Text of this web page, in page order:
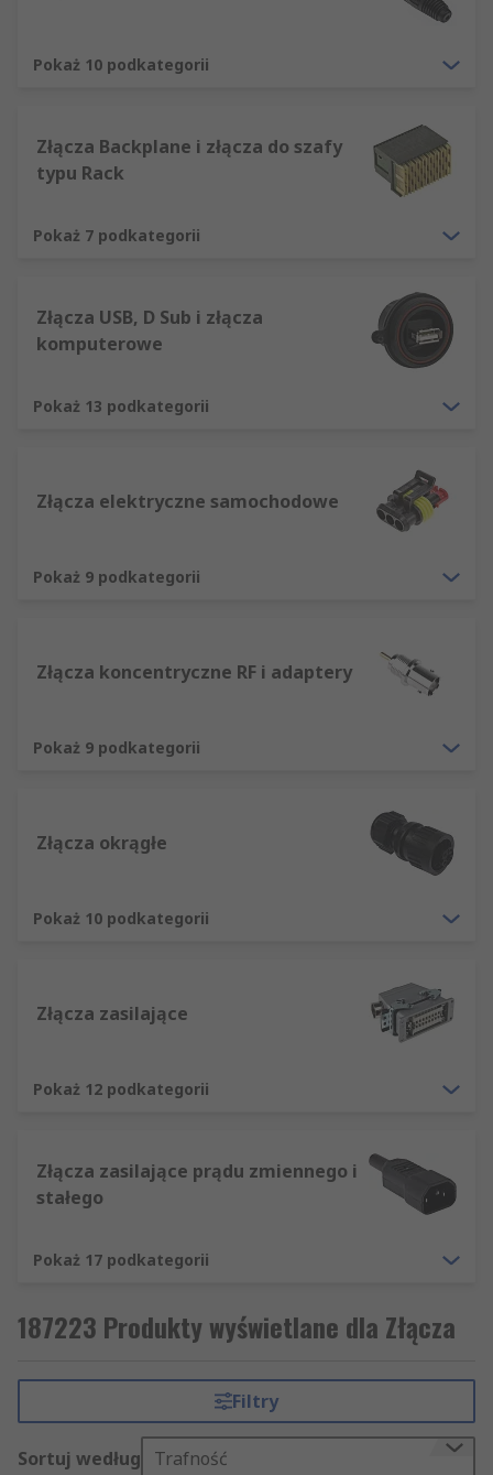
Zakończenie lutowane
Typy mocowania
Kabel do kabla (w linii)
Płyta do płyty
RS dostarcza szeroką gamę wysokiej jakości
przemysłowe, złącza zasilania, złącza modułowe,
złącza zasilania
złącza PCB
złącza sieciowe i telekomunikacyjne
złącza USB, D-Sub i komputerowe
Pokaż 10 podkategorii
Złącza Backplane i złącza do szafy
typu Rack
Pokaż 7 podkategorii
Złącza USB, D Sub i złącza
komputerowe
Pokaż 13 podkategorii
Złącza elektryczne samochodowe
Pokaż 9 podkategorii
Złącza koncentryczne RF i adaptery
Pokaż 9 podkategorii
Złącza okrągłe
Pokaż 10 podkategorii
Złącza zasilające
Pokaż 12 podkategorii
Złącza zasilające prądu zmiennego i
stałego
Pokaż 17 podkategorii
187223 Produkty wyświetlane dla Złącza
Filtry
Sortuj według Trafność